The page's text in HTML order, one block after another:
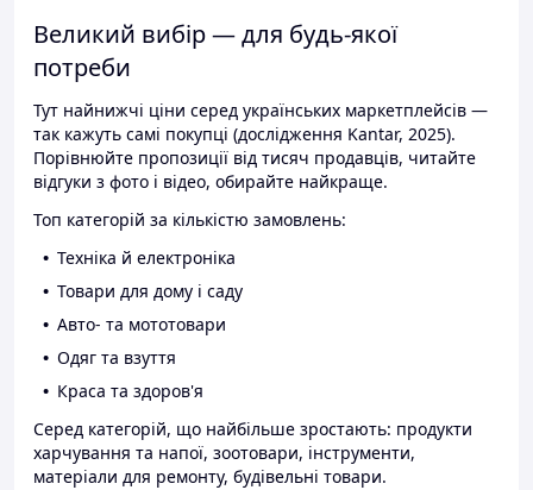
Великий вибір — для будь-якої
потреби
Тут найнижчі ціни серед українських маркетплейсів —
так кажуть самі покупці (дослідження Kantar, 2025).
Порівнюйте пропозиції від тисяч продавців, читайте
відгуки з фото і відео, обирайте найкраще.
Топ категорій за кількістю замовлень:
Техніка й електроніка
Товари для дому і саду
Авто- та мототовари
Одяг та взуття
Краса та здоров'я
Серед категорій, що найбільше зростають: продукти
харчування та напої, зоотовари, інструменти,
матеріали для ремонту, будівельні товари.